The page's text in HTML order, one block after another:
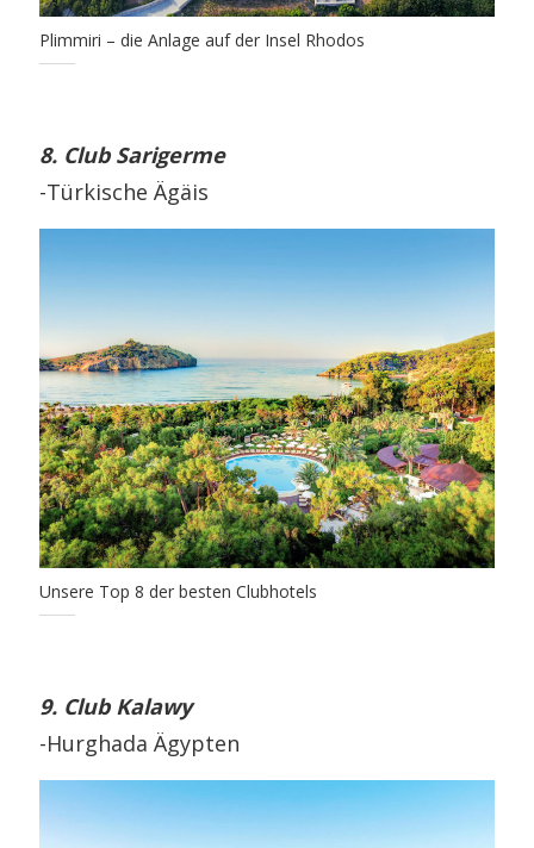
Plimmiri – die Anlage auf der Insel Rhodos
8. Club Sarigerme
-Türkische Ägäis
Unsere Top 8 der besten Clubhotels
9. Club Kalawy
-Hurghada Ägypten